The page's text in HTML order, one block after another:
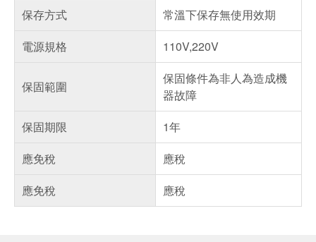
保存方式
常溫下保存無使用效期
電源規格
110V,220V
保固範圍
保固條件為非人為造成機
器故障
保固期限
1年
應免稅
應稅
應免稅
應稅